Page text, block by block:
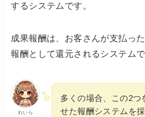
するシステムです。
成果報酬は、お客さんが支払っ
報酬として還元されるシステムで
れいら
多くの場合、この2つ
せた報酬システムを